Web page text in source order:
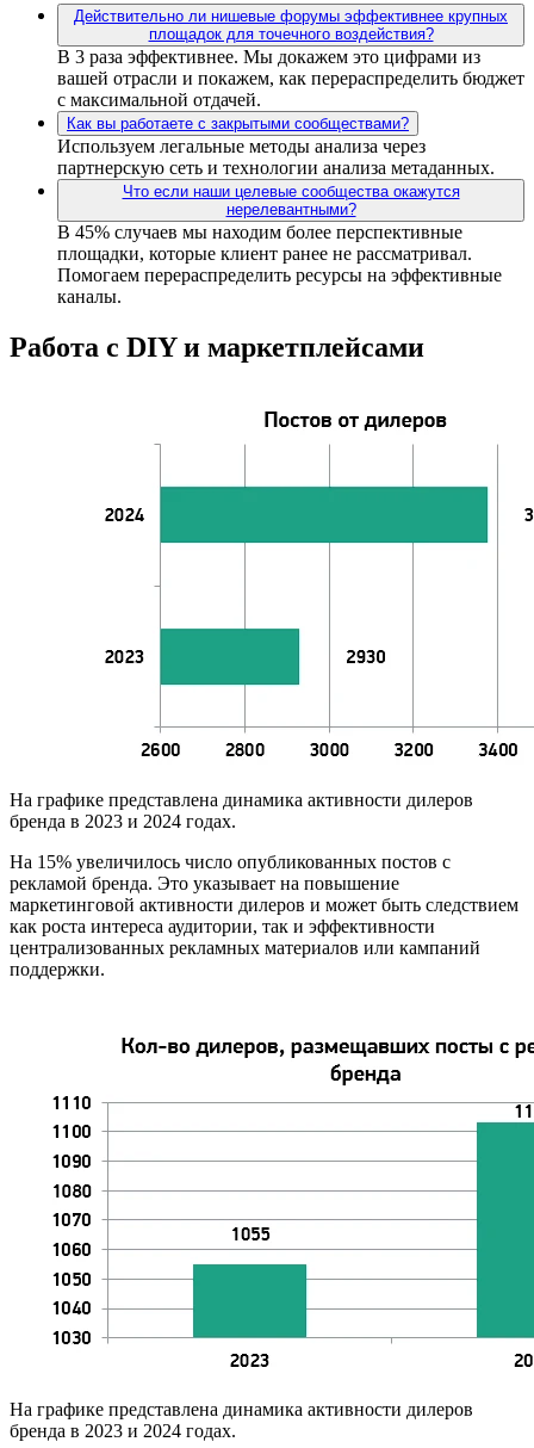
Действительно ли нишевые форумы эффективнее крупных
площадок для точечного воздействия?
В 3 раза эффективнее. Мы докажем это цифрами из
вашей отрасли и покажем, как перераспределить бюджет
с максимальной отдачей.
Как вы работаете с закрытыми сообществами?
Используем легальные методы анализа через
партнерскую сеть и технологии анализа метаданных.
Что если наши целевые сообщества окажутся
нерелевантными?
В 45% случаев мы находим более перспективные
площадки, которые клиент ранее не рассматривал.
Помогаем перераспределить ресурсы на эффективные
каналы.
Работа с DIY и маркетплейсами
На графике представлена динамика активности дилеров
бренда в 2023 и 2024 годах.
На 15% увеличилось число опубликованных постов с
рекламой бренда. Это указывает на повышение
маркетинговой активности дилеров и может быть следствием
как роста интереса аудитории, так и эффективности
централизованных рекламных материалов или кампаний
поддержки.
На графике представлена динамика активности дилеров
бренда в 2023 и 2024 годах.